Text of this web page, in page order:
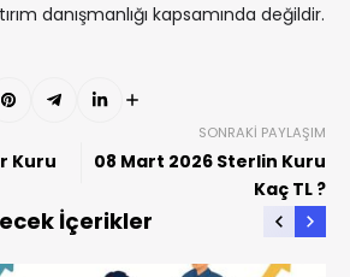
danışmanlığı kapsamında değildir.
Kuru
SONRAKI PAYLAŞIM
08 Mart 2026 Sterlin Kuru
Kaç TL ?
İçerikler